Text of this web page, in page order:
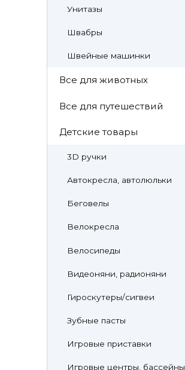
Унитазы
Швабры
Швейные машинки
Все для животных
Все для путешествий
Детские товары
3D ручки
Автокресла, автолюльки
Беговелы
Велокресла
Велосипеды
Видеоняни, радионяни
Гироскутеры/сигвеи
Зубные пасты
Игровые приставки
Игровые центры, бассейны